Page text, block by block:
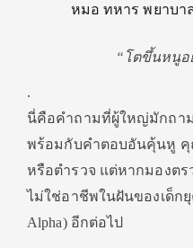
หมอ ทหาร พยาบา
“โตขึ้นหนูอ
.
นี่คือคำถามที่ผู้ใหญ่มักถา
พร้อมกับคำตอบอันคุ้นหู
หรือตำรวจ แต่หากมองต
ไม่ใช่อาชีพในฝันของเด็กยุ
Alpha) อีกต่อไป